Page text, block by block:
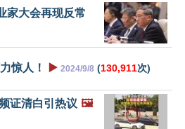
家大会再现反常
惊人！ ▶️ 2024/9/8 (130,911次)
证清白引热议 🖼️